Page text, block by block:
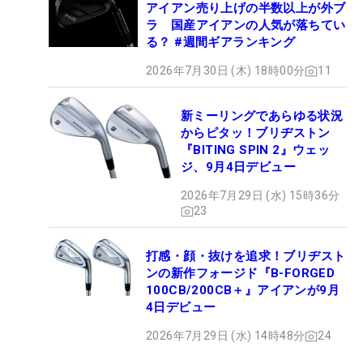
アイアン売り上げの半数以上が外ブ
ラ 国産アイアンの人気が落ちてい
る？ #週間ギアランキング
2026年7月30日 (木) 18時00分 11
新ミーリングであらゆる状況
からピタッ！ブリヂストン
『BITING SPIN 2』ウェッ
ジ、9月4日デビュー
2026年7月29日 (水) 15時36分
23
打感・顔・抜けを追求！ブリヂスト
ンの新作フォージド『B-FORGED
100CB/200CB＋』アイアンが9月
4日デビュー
2026年7月29日 (水) 14時48分 24